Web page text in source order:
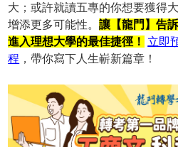
大；或許就讀五專的你想要獲得
增添更多可能性。讓【龍門】告
進入理想大學的最佳捷徑！
立即
程 ，帶你寫下人生嶄新篇章！